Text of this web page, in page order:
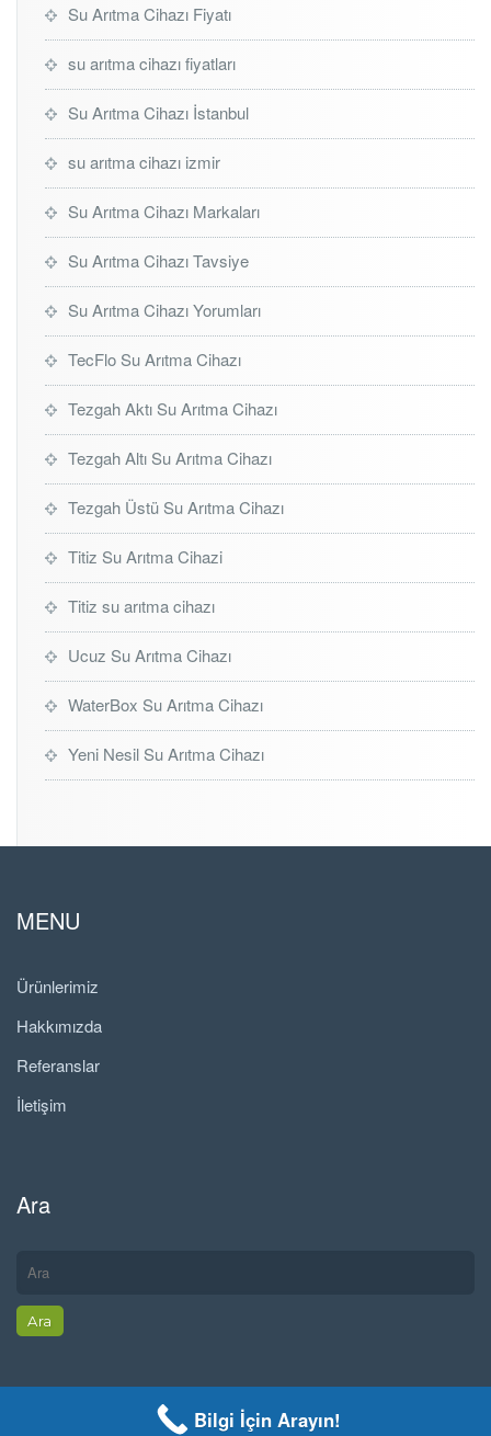
Su Arıtma Cihazı Fiyatı
su arıtma cihazı fiyatları
Su Arıtma Cihazı İstanbul
su arıtma cihazı izmir
Su Arıtma Cihazı Markaları
Su Arıtma Cihazı Tavsiye
Su Arıtma Cihazı Yorumları
TecFlo Su Arıtma Cihazı
Tezgah Aktı Su Arıtma Cihazı
Tezgah Altı Su Arıtma Cihazı
Tezgah Üstü Su Arıtma Cihazı
Titiz Su Arıtma Cihazi
Titiz su arıtma cihazı
Ucuz Su Arıtma Cihazı
WaterBox Su Arıtma Cihazı
Yeni Nesil Su Arıtma Cihazı
MENU
Ürünlerimiz
Hakkımızda
Referanslar
İletişim
Ara
Bilgi İçin Arayın!